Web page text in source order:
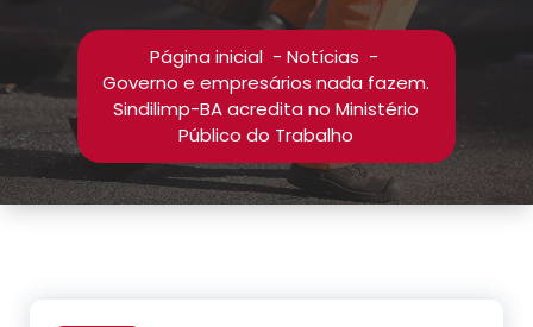
Página inicial- Notícias -
Governo e empresários nada fazem.
Sindilimp-BA acredita no Ministério
Público do Trabalho